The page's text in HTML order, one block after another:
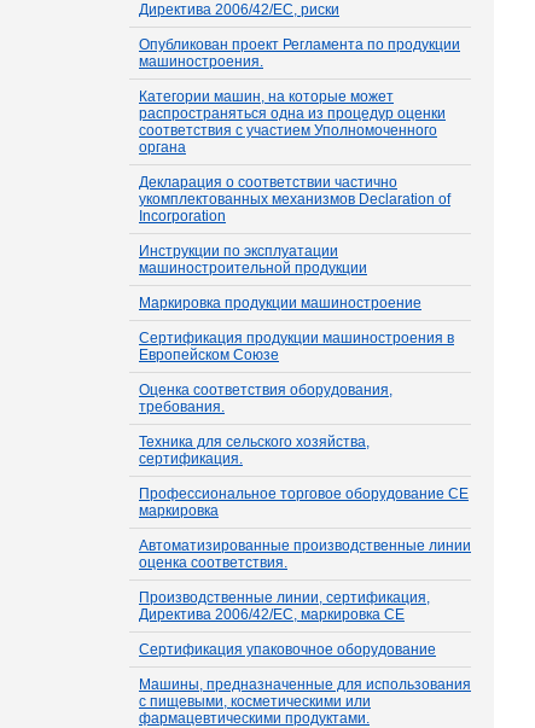
Директива 2006/42/ЕС, риски
Опубликован проект Регламента по продукции
машиностроения.
Категории машин, на которые может
распространяться одна из процедур оценки
соответствия с участием Уполномоченного
органа
Декларация о соответствии частично
укомплектованных механизмов Declaration of
Incorporation
Инструкции по эксплуатации
машиностроительной продукции
Маркировка продукции машиностроение
Сертификация продукции машиностроения в
Европейском Союзе
Оценка соответствия оборудования,
требования.
Техника для сельского хозяйства,
сертификация.
Профессиональное торговое оборудование СЕ
маркировка
Автоматизированные производственные линии
оценка соответствия.
Производственные линии, сертификация,
Директива 2006/42/EC, маркировка CE
Сертификация упаковочное оборудование
Машины, предназначенные для использования
с пищевыми, косметическими или
фармацевтическими продуктами.